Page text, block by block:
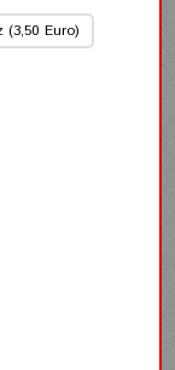
(3,50 Euro)